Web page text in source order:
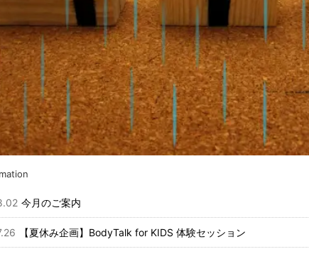
今月のご案内
【夏休み企画】BodyTalk for KIDS 体験セッション